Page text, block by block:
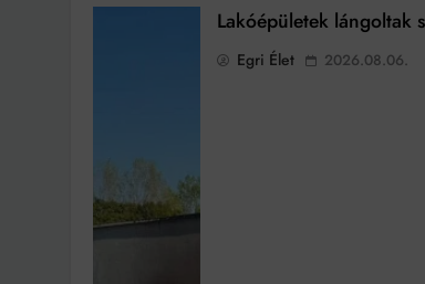
Lakóépületek lángoltak
Egri Élet 2026.08.06.